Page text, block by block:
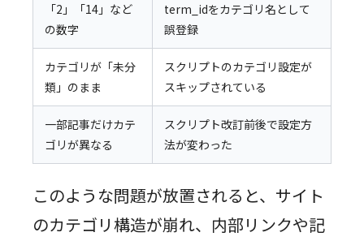
「2」「14」など
の数字
term_idをカテゴリ名として
誤登録
カテゴリが「未分
類」のまま
スクリプトのカテゴリ設定が
スキップされている
一部記事だけカテ
ゴリが異なる
スクリプト改訂前後で設定方
法が変わった
このような問題が放置されると、サイト
のカテゴリ構造が崩れ、内部リンクや記